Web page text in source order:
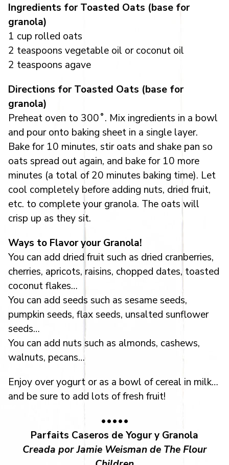
Ingredients for Toasted Oats (base for
granola)
1 cup rolled oats
2 teaspoons vegetable oil or coconut oil
2 teaspoons agave
Directions for Toasted Oats (base for
granola)
Preheat oven to 300˚. Mix ingredients in a bowl
and pour onto baking sheet in a single layer.
Bake for 10 minutes, stir oats and shake pan so
oats spread out again, and bake for 10 more
minutes (a total of 20 minutes baking time). Let
cool completely before adding nuts, dried fruit,
etc. to complete your granola. The oats will
crisp up as they sit.
Ways to Flavor your Granola!
You can add dried fruit such as dried cranberries,
cherries, apricots, raisins, chopped dates, toasted
coconut flakes…
You can add seeds such as sesame seeds,
pumpkin seeds, flax seeds, unsalted sunflower
seeds…
You can add nuts such as almonds, cashews,
walnuts, pecans…
Enjoy over yogurt or as a bowl of cereal in milk…
and be sure to add lots of fresh fruit!
•••••
Parfaits Caseros de Yogur y Granola
Creada por Jamie Weisman de The Flour